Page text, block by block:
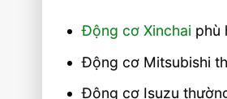
Động cơ Xinchai phù
Động cơ Mitsubishi
Động cơ Isuzu